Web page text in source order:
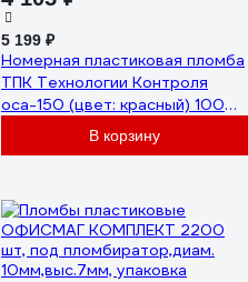
5 199 ₽
Номерная пластиковая пломба
ТПК Технологии Контроля
оса-150 (цвет: красный) 1000
В корзину